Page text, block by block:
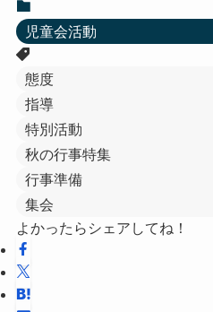
児童会活動
態度
指導
特別活動
秋の行事特集
行事準備
集会
よかったらシェアしてね！